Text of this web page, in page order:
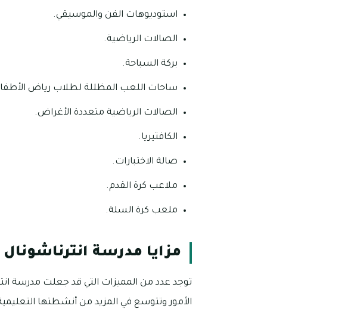
استوديوهات الفن والموسيقي.
الصالات الرياضية.
بركة السباحة.
ساحات اللعب المظللة لطلاب رياض
الصالات الرياضية متعددة الأغراض.
الكافتيريا.
صالة الاختبارات.
ملاعب كرة القدم.
ملعب كرة السلة.
مزايا مدرسة انترناشونال
توجد عدد من المميزات التي قد جعلت مدرسة
الأمور وتتوسع في المزيد من أنشطتها